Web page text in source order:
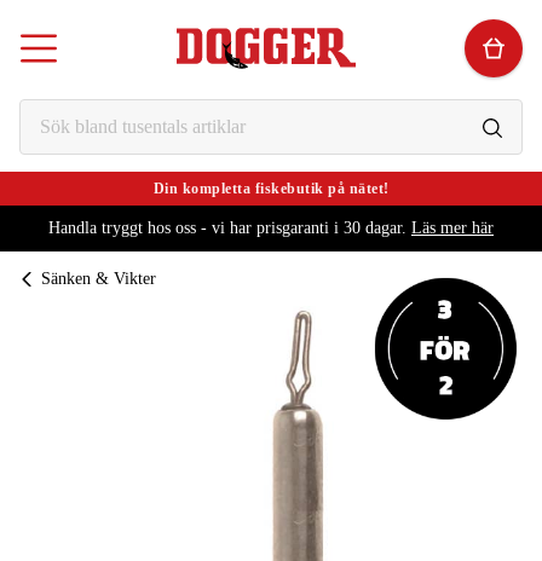
Din kompletta fiskebutik på nätet!
Handla tryggt hos oss - vi har prisgaranti i 30 dagar. Läs mer här
Sänken & Vikter